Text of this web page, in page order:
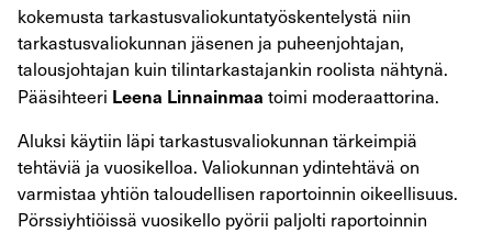
kokemusta tarkastusvaliokuntatyöskentelystä niin
tarkastusvaliokunnan jäsenen ja puheenjohtajan,
talousjohtajan kuin tilintarkastajankin roolista nähtynä.
Pääsihteeri Leena Linnainmaa toimi moderaattorina.
Aluksi käytiin läpi tarkastusvaliokunnan tärkeimpiä
tehtäviä ja vuosikelloa. Valiokunnan ydintehtävä on
varmistaa yhtiön taloudellisen raportoinnin oikeellisuus.
Pörssiyhtiöissä vuosikello pyörii paljolti raportoinnin